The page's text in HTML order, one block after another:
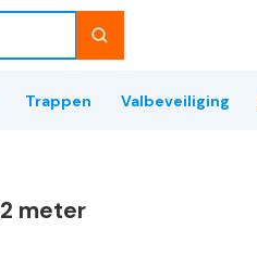
Trappen Valbeveiliging
meter